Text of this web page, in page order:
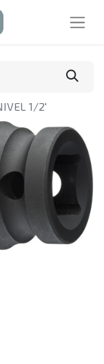
1/2'